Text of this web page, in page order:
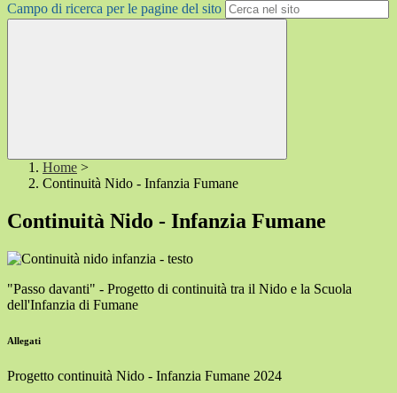
Campo di ricerca per le pagine del sito
Home >
Continuità Nido - Infanzia Fumane
Continuità Nido - Infanzia Fumane
"Passo davanti" - Progetto di continuità tra il Nido e la Scuola
dell'Infanzia di Fumane
Allegati
Progetto continuità Nido - Infanzia Fumane 2024